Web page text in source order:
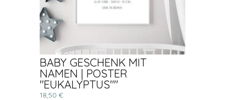
BABY GESCHENK MIT
NAMEN | POSTER
"EUKALYPTUS""
18,50 €